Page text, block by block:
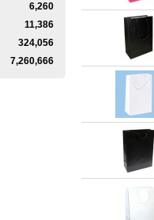
6,260
11,386
324,056
7,260,666